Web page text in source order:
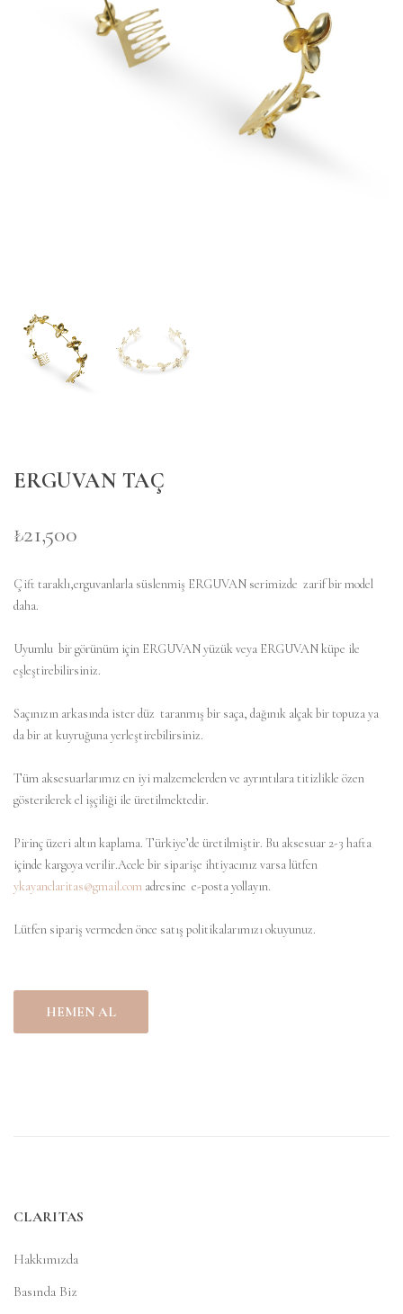
ERGUVAN TAÇ
₺21,500
Çift taraklı,erguvanlarla süslenmiş ERGUVAN serimizde zarif bir model
daha.
Uyumlu bir görünüm için ERGUVAN yüzük veya ERGUVAN küpe ile
eşleştirebilirsiniz.
Saçınızın arkasında ister düz taranmış bir saça, dağınık alçak bir topuza ya
da bir at kuyruğuna yerleştirebilirsiniz.
Tüm aksesuarlarımız en iyi malzemelerden ve ayrıntılara titizlikle özen
gösterilerek el işçiliği ile üretilmektedir.
Pirinç üzeri altın kaplama. Türkiye’de üretilmiştir. Bu aksesuar 2-3 hafta
içinde kargoya verilir.Acele bir siparişe ihtiyacınız varsa lütfen
ykayanclaritas@gmail.com adresine e-posta yollayın.
Lütfen sipariş vermeden önce satış politikalarımızı okuyunuz.
HEMEN AL
CLARITAS
Hakkımızda
Basında Biz